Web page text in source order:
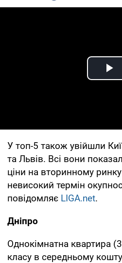
У топ-5 також увійшли
та Львів. Всі вони
ціни на вторинному ринку
невисокий термін
повідомляє LIGA.net.
Дніпро
Однокімнатна квартира
класу в середньому